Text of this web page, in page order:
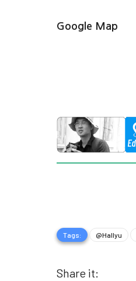
Google Map
Tags: @Hallyu
Share it: